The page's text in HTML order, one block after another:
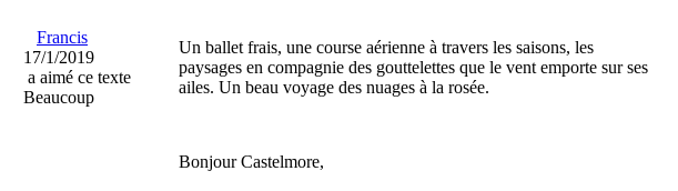
Francis
17/1/2019
a aimé ce texte
Beaucoup
Un ballet frais, une course aérienne à travers les saisons, les
paysages en compagnie des gouttelettes que le vent emporte sur ses
ailes. Un beau voyage des nuages à la rosée.
Bonjour Castelmore,